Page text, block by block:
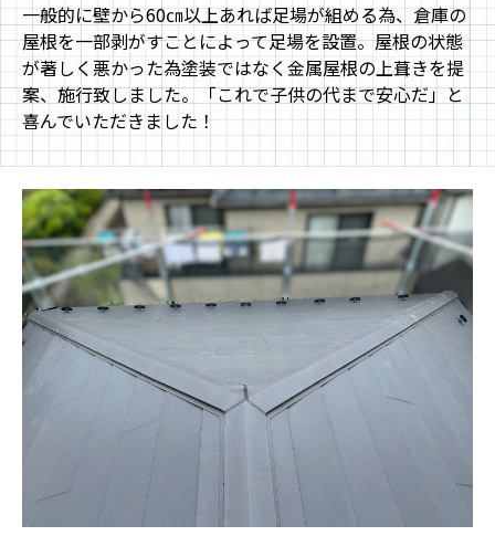
一般的に壁から60㎝以上あれば足場が組める為、倉庫の
屋根を一部剥がすことによって足場を設置。屋根の状態
が著しく悪かった為塗装ではなく金属屋根の上葺きを提
案、施行致しました。「これで子供の代まで安心だ」と
喜んでいただきました！